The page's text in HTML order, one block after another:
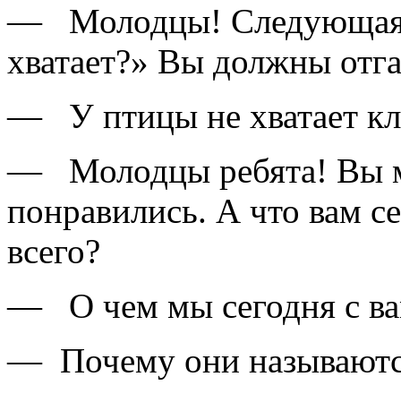
— Молодцы! Следующая
хватает?» Вы должны
— У птицы не хватает
— Молодцы ребята! Вы
понравились. А что вам
всего?
— О чем мы сегодня с
— Почему они